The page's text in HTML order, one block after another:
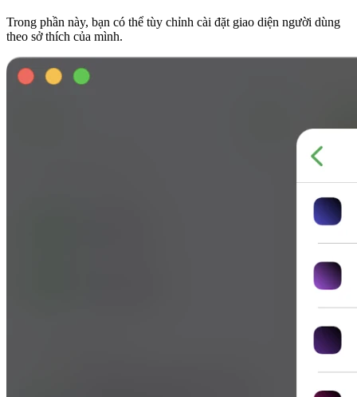
Trong phần này, bạn có thể tùy chỉnh cài đặt giao diện người dùng
theo sở thích của mình.